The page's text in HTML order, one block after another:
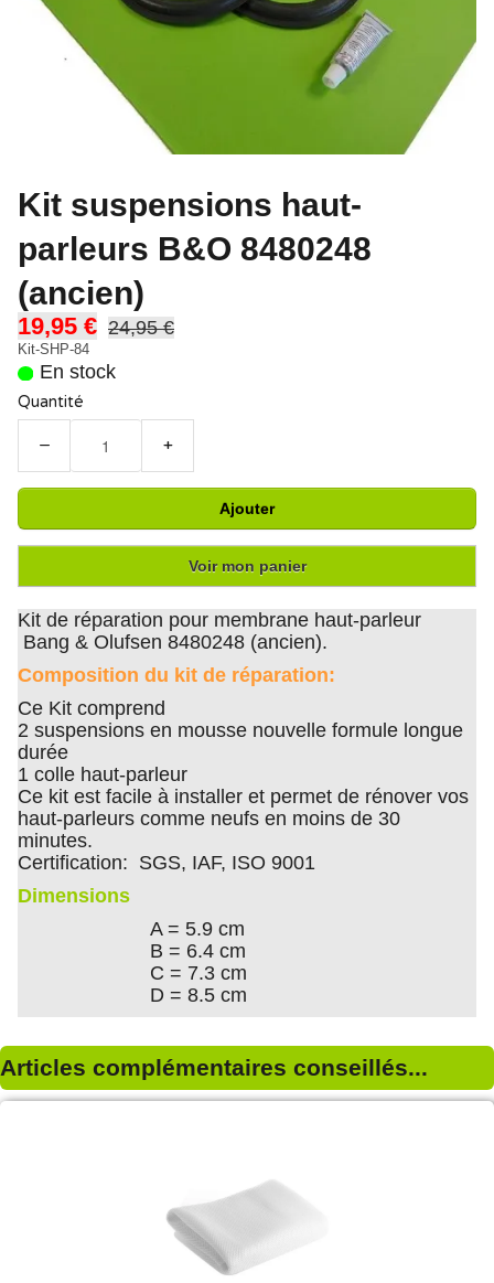
Kit suspensions haut-
parleurs B&O 8480248
(ancien)
19,95 € 24,95 €
Kit-SHP-84
En stock
Quantité
− +
Ajouter
Voir mon panier
Kit de réparation pour membrane haut-parleur
Bang & Olufsen 8480248 (ancien).
Composition du kit de réparation:
Ce Kit comprend
2 suspensions en mousse nouvelle formule longue
durée
1 colle haut-parleur
Ce kit est facile à installer et permet de rénover vos
haut-parleurs comme neufs en moins de 30
minutes.
Certification: SGS, IAF, ISO 9001
Dimensions
A = 5.9 cm
B = 6.4 cm
C = 7.3 cm
D = 8.5 cm
Articles complémentaires conseillés...